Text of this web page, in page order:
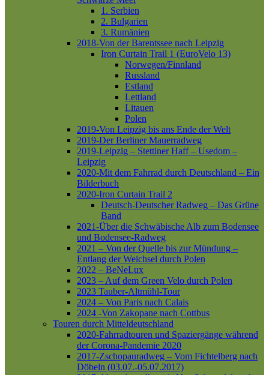
1. Serbien
2. Bulgarien
3. Rumänien
2018-Von der Barentssee nach Leipzig
Iron Curtain Trail 1 (EuroVelo 13)
Norwegen/Finnland
Russland
Estland
Lettland
Litauen
Polen
2019-Von Leipzig bis ans Ende der Welt
2019-Der Berliner Mauerradweg
2019-Leipzig – Stettiner Haff – Usedom –
Leipzig
2020-Mit dem Fahrrad durch Deutschland – Ein
Bilderbuch
2020-Iron Curtain Trail 2
Deutsch-Deutscher Radweg – Das Grüne
Band
2021-Über die Schwäbische Alb zum Bodensee
und Bodensee-Radweg
2021 – Von der Quelle bis zur Mündung –
Entlang der Weichsel durch Polen
2022 – BeNeLux
2023 – Auf dem Green Velo durch Polen
2023 Tauber-Altmühl-Tour
2024 – Von Paris nach Calais
2024 -Von Zakopane nach Cottbus
Touren durch Mitteldeutschland
2020-Fahrradtouren und Spaziergänge während
der Corona-Pandemie 2020
2017-Zschopauradweg – Vom Fichtelberg nach
Döbeln (03.07.-05.07.2017)